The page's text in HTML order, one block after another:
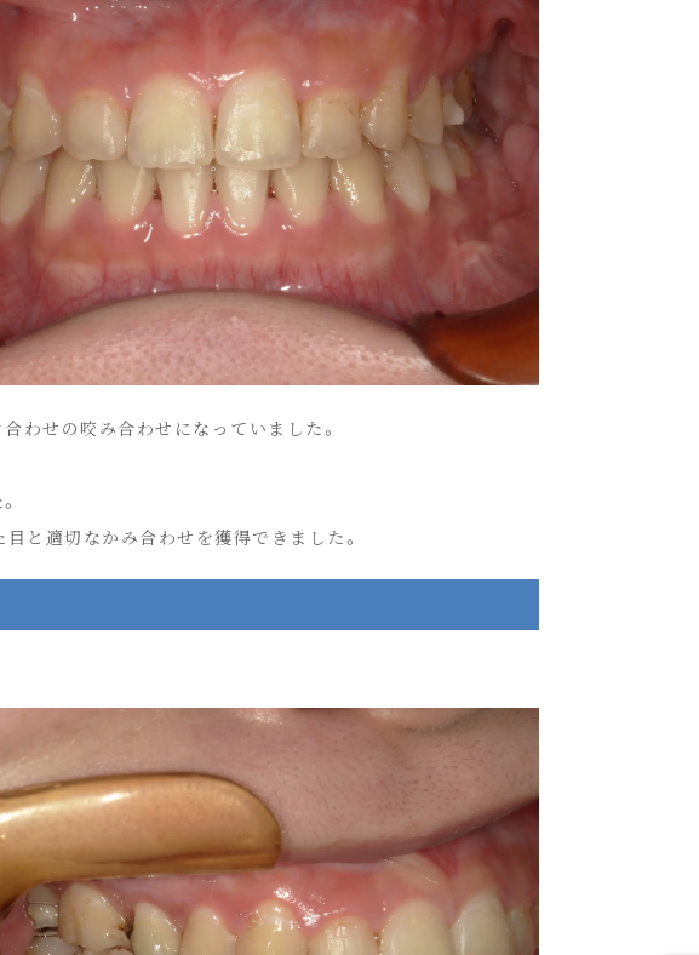
わせの咬み合わせになっていました。
と適切なかみ合わせを獲得できました。